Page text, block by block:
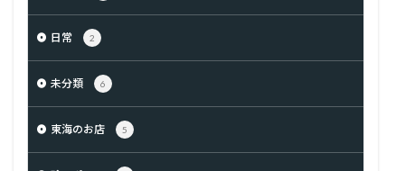
日常 2
未分類 6
東海のお店 5